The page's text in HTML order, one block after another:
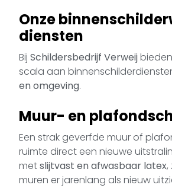
Onze
diensten
Bij Schildersbedrijf Verweij
scala aan
en omgeving.
Muur- en
Een strak geverfde muur of
ruimte direct een nieuwe
metslijtvast en afwasbaar latex,
muren er jarenlang als nieuw